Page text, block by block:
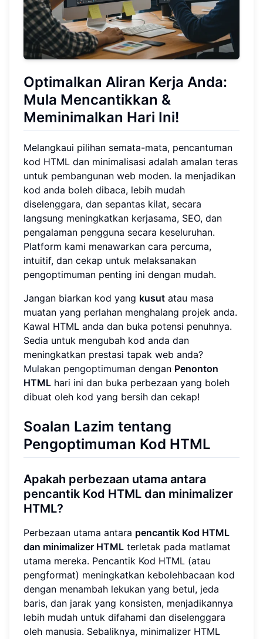
Optimalkan Aliran Kerja Anda:
Mula Mencantikkan &
Meminimalkan Hari Ini!
Melangkaui pilihan semata-mata, pencantuman
kod HTML dan minimalisasi adalah amalan teras
untuk pembangunan web moden. Ia menjadikan
kod anda boleh dibaca, lebih mudah
diselenggara, dan sepantas kilat, secara
langsung meningkatkan kerjasama, SEO, dan
pengalaman pengguna secara keseluruhan.
Platform kami menawarkan cara percuma,
intuitif, dan cekap untuk melaksanakan
pengoptimuman penting ini dengan mudah.
Jangan biarkan kod yang kusut atau masa
muatan yang perlahan menghalang projek anda.
Kawal HTML anda dan buka potensi penuhnya.
Sedia untuk mengubah kod anda dan
meningkatkan prestasi tapak web anda?
Mulakan pengoptimuman dengan Penonton
HTML hari ini dan buka perbezaan yang boleh
dibuat oleh kod yang bersih dan cekap!
Soalan Lazim tentang
Pengoptimuman Kod HTML
Apakah perbezaan utama antara
pencantik Kod HTML dan minimalizer
HTML?
Perbezaan utama antara pencantik Kod HTML
dan minimalizer HTML terletak pada matlamat
utama mereka. Pencantik Kod HTML (atau
pengformat) meningkatkan kebolehbacaan kod
dengan menambah lekukan yang betul, jeda
baris, dan jarak yang konsisten, menjadikannya
lebih mudah untuk difahami dan diselenggara
oleh manusia. Sebaliknya, minimalizer HTML